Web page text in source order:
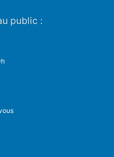
public :